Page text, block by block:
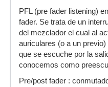
PFL (pre fader listening)
fader. Se trata de un
del mezclador el cual al
auriculares (o a un
que se escuche por la
conocemos como
Pre/post fader :